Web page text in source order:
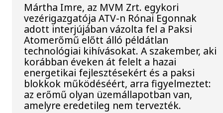
Mártha Imre, az MVM Zrt. egykori
vezérigazgatója ATV-n Rónai Egonnak
adott interjújában vázolta fel a Paksi
Atomerőmű előtt álló példátlan
technológiai kihívásokat. A szakember, aki
korábban éveken át felelt a hazai
energetikai fejlesztésekért és a paksi
blokkok működéséért, arra figyelmeztet:
az erőmű olyan üzemállapotban van,
amelyre eredetileg nem tervezték.